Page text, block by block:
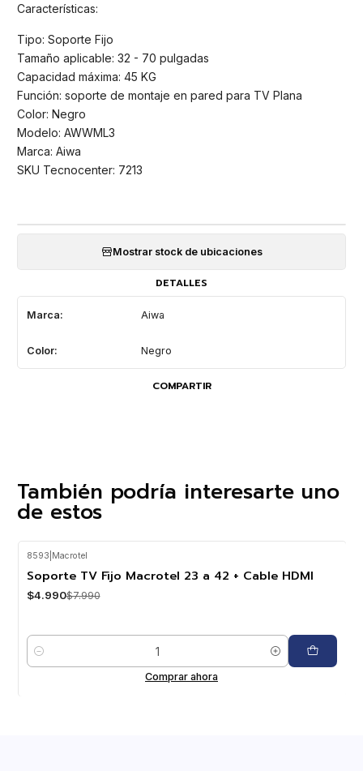
Características:
Tipo: Soporte Fijo
Tamaño aplicable: 32 - 70 pulgadas
Capacidad máxima: 45 KG
Función: soporte de montaje en pared para TV Plana
Color: Negro
Modelo: AWWML3
Marca: Aiwa
SKU Tecnocenter: 7213
Mostrar stock de ubicaciones
DETALLES
Marca: Aiwa
Color: Negro
COMPARTIR
También podría interesarte uno
de estos
8593 Macrotel
Soporte TV Fijo Macrotel 23 a 42 + Cable HDMI
$4.990$7.990
Cantidad
Comprar ahora